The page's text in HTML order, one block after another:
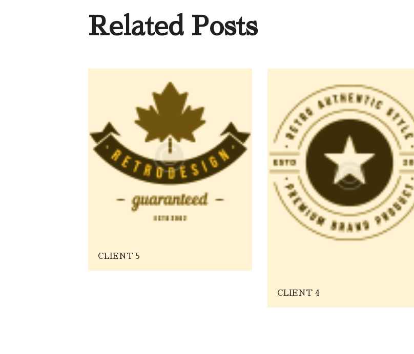
Related Posts
CLIENT 5
CLIENT 4